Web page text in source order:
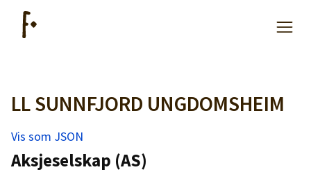
Artikler
Hjelp
LL SUNNFJORD UNGDOMSHEIM
Vis som JSON
Aksjeselskap (AS)